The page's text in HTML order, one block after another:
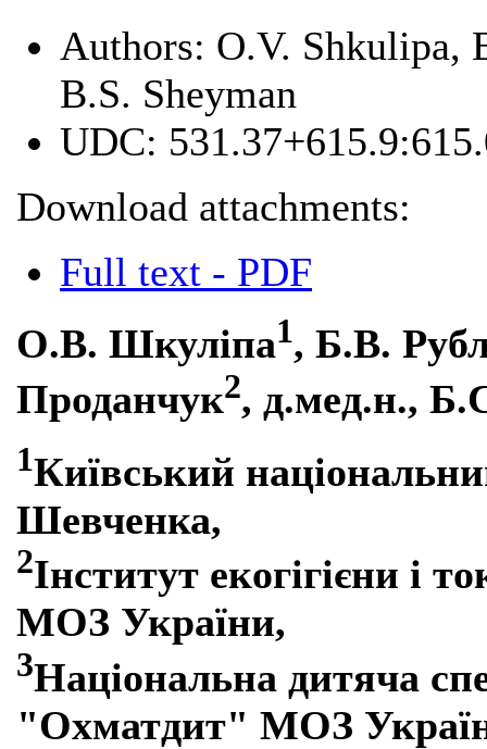
Authors: O.V. Shkulipa,
B.S. Sheyman
UDC:
Download attachments:
Full text - PDF
О.В. Шкуліпа1, Б.B.
Проданчук2, д.мед.н.,
1Київський
Шевченка,
2Інститут екогігієни і
МОЗ України,
3Національна дитяча
"Охматдит" МОЗ